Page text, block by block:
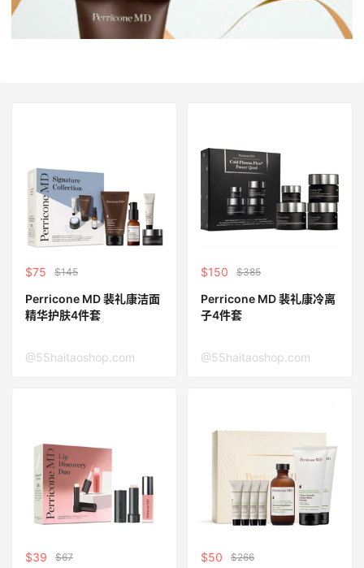
$75 $145
Perricone MD 裴礼康洁面
精华护肤4件套
@55haitaoshop.com
$150 $385
Perricone MD 裴礼康冷离
子4件套
@55haitaoshop.com
$39 $67 $50 $266